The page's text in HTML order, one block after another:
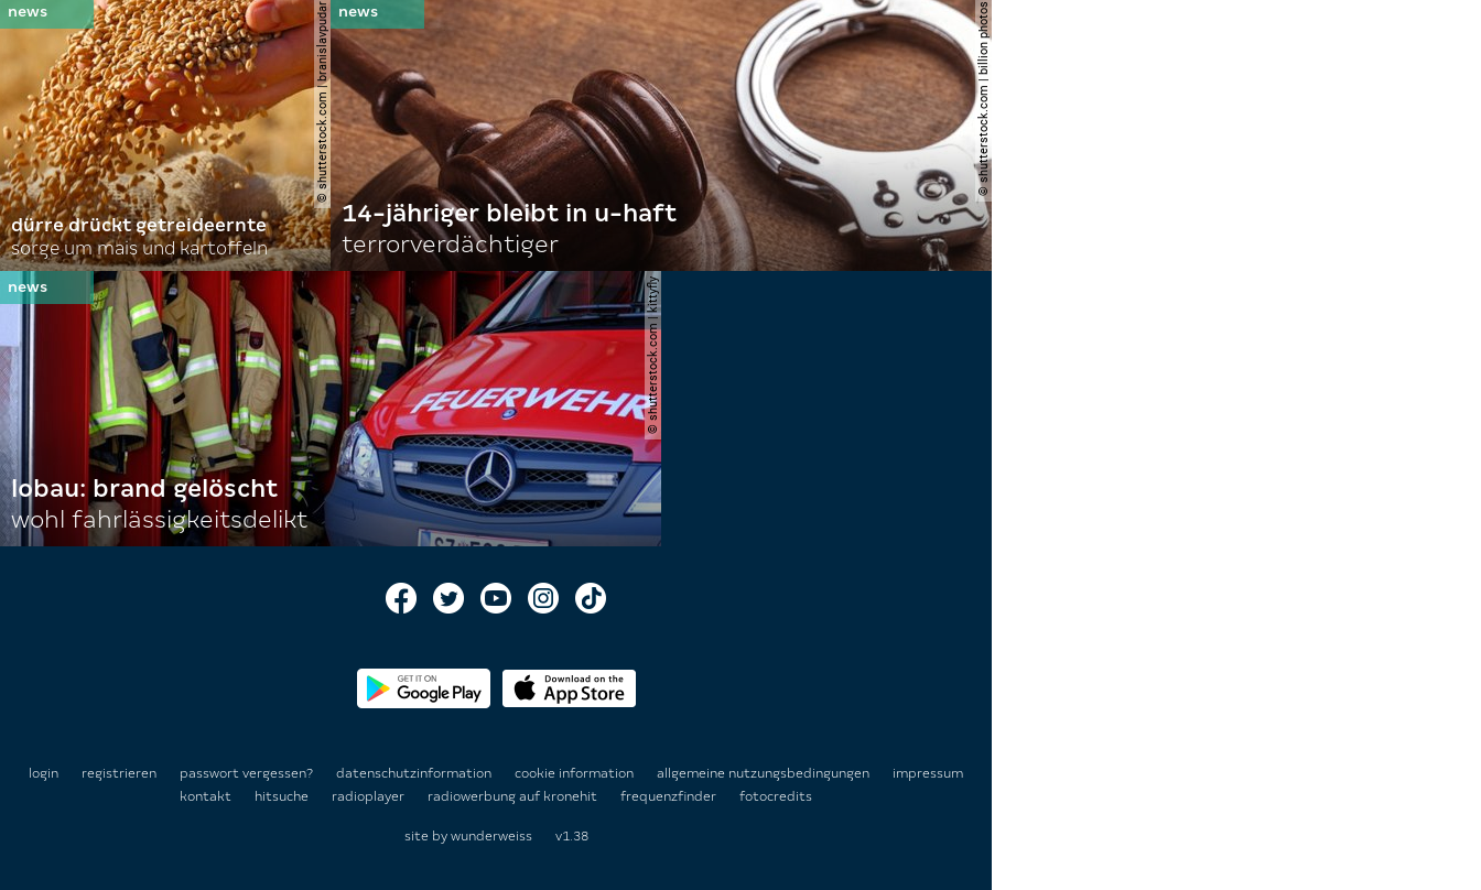
© shutterstock.com | branislavpudar
dürre drückt getreideernte
sorge um mais und kartoffeln
© shutterstock.com | billion photos
14-jähriger bleibt in u-haft
terrorverdächtiger
© shutterstock.com | kittyfly
lobau: brand gelöscht
wohl fahrlässigkeitsdelikt
login registrieren passwort vergessen? datenschutzinformation cookie information allgemeine nutzungsbedingungen
impressum
kontakt
hitsuche radioplayer radiowerbung auf kronehit frequenzfinder fotocredits
site by wunderweiss v1.38